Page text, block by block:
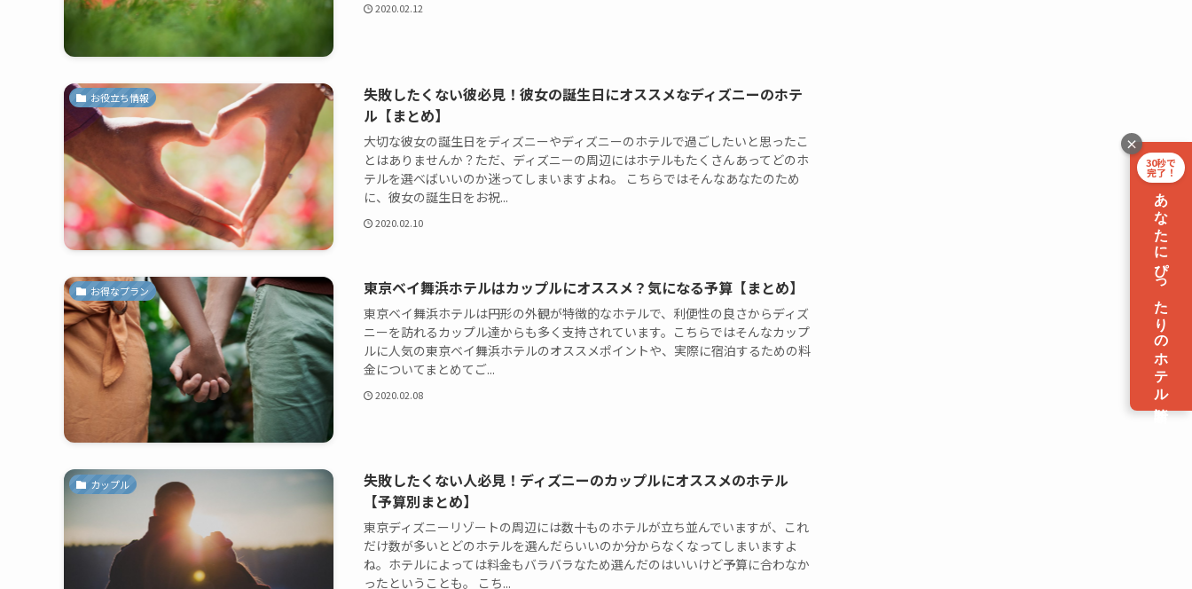
2020.02.12
お役立ち情報
失敗したくない彼必見！彼女の誕生日にオススメなディズニーのホテ
ル【まとめ】
大切な彼女の誕生日をディズニーやディズニーのホテルで過ごしたいと思ったこ
とはありませんか？ただ、ディズニーの周辺にはホテルもたくさんあってどのホ
テルを選べばいいのか迷ってしまいますよね。 こちらではそんなあなたのため
に、彼女の誕生日をお祝...
2020.02.10
お得なプラン 東京ベイ舞浜ホテルはカップルにオススメ？気になる予算【まとめ】
東京ベイ舞浜ホテルは円形の外観が特徴的なホテルで、利便性の良さからディズ
ニーを訪れるカップル達からも多く支持されています。こちらではそんなカップ
ルに人気の東京ベイ舞浜ホテルのオススメポイントや、実際に宿泊するための料
金についてまとめてご...
2020.02.08
カップル
失敗したくない人必見！ディズニーのカップルにオススメのホテル
【予算別まとめ】
東京ディズニーリゾートの周辺には数十ものホテルが立ち並んでいますが、これ
だけ数が多いとどのホテルを選んだらいいのか分からなくなってしまいますよ
ね。ホテルによっては料金もバラバラなため選んだのはいいけど予算に合わなか
ったということも。 こち...
×
30秒で
完了！
あなたにぴったりのホテル診断